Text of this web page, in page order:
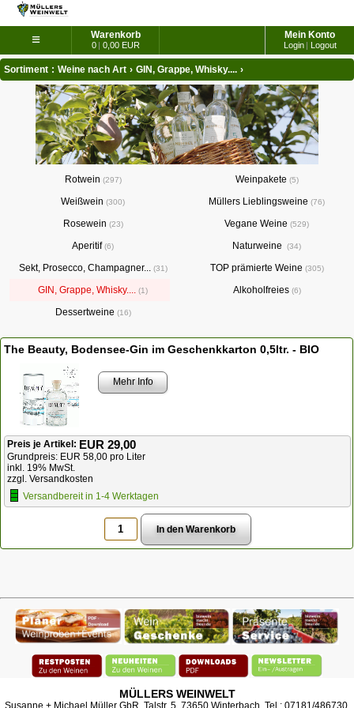
≡ Warenkorb
0 | 0,00 EUR
Mein Konto
Login | Logout
Sortiment : Weine nach Art › GIN, Grappe, Whisky.... ›
Rotwein 297
Weißwein 300
Rosewein 23
Aperitif 6
Sekt, Prosecco, Champagner... 31
GIN, Grappe, Whisky.... 1
Dessertweine 16
Weinpakete 5
Müllers Lieblingsweine 76
Vegane Weine 529
Naturweine 34
TOP prämierte Weine 305
Alkoholfreies 6
The Beauty, Bodensee-Gin im Geschenkkarton 0,5ltr. - BIO
Mehr Info
Preis je Artikel: EUR 29,00
Grundpreis: EUR 58,00 pro Liter
inkl. 19% MwSt.
zzgl. Versandkosten
Versandbereit in 1-4 Werktagen
MÜLLERS WEINWELT
Susanne + Michael Müller GbR, Talstr. 5, 73650 Winterbach, Tel.: 07181/486730,